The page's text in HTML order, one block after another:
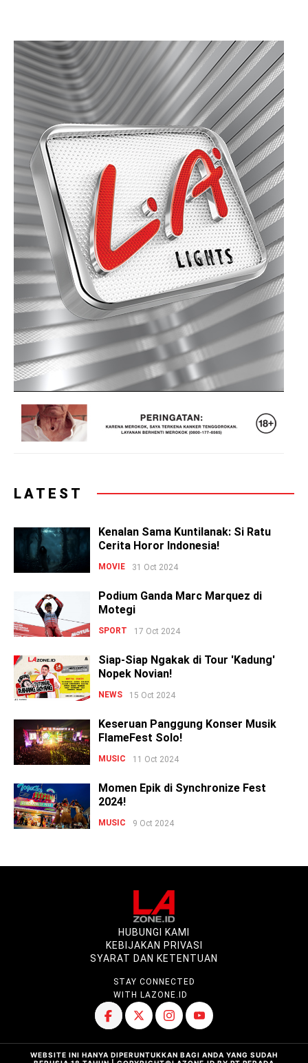
LATEST
Kenalan Sama Kuntilanak: Si Ratu
Cerita Horor Indonesia!
MOVIE 31 Oct 2024
Podium Ganda Marc Marquez di
Motegi
SPORT 17 Oct 2024
Siap-Siap Ngakak di Tour 'Kadung'
Nopek Novian!
NEWS 15 Oct 2024
Keseruan Panggung Konser Musik
FlameFest Solo!
MUSIC 11 Oct 2024
Momen Epik di Synchronize Fest
2024!
MUSIC 9 Oct 2024
HUBUNGI KAMI
KEBIJAKAN PRIVASI
SYARAT DAN KETENTUAN
STAY CONNECTED
WITH LAZONE.ID
WEBSITE INI HANYA DIPERUNTUKKAN BAGI ANDA YANG SUDAH